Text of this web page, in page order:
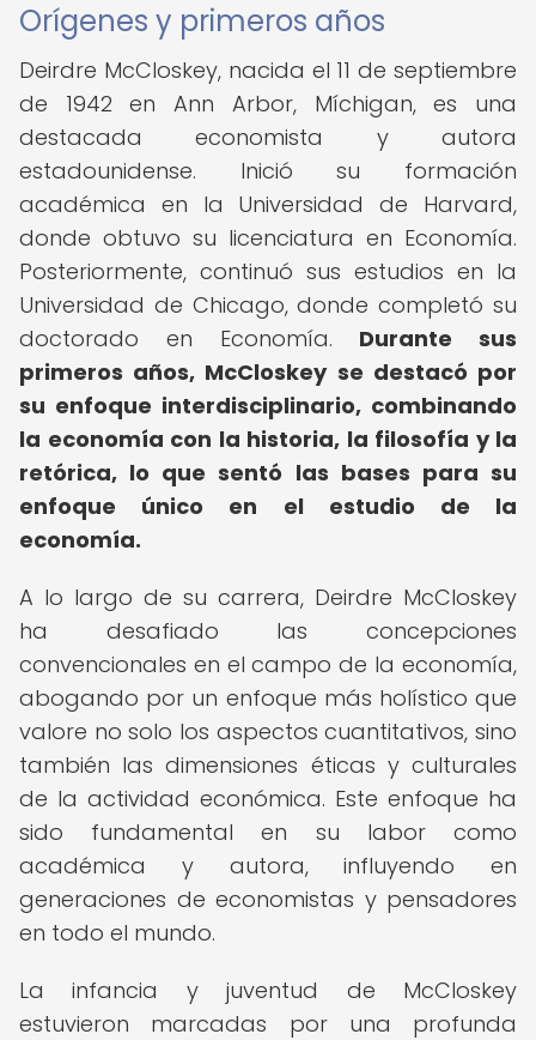
Orígenes y primeros años
Deirdre McCloskey, nacida el 11 de septiembre
de 1942 en Ann Arbor, Míchigan, es una
destacada economista y autora
estadounidense. Inició su formación
académica en la Universidad de Harvard,
donde obtuvo su licenciatura en Economía.
Posteriormente, continuó sus estudios en la
Universidad de Chicago, donde completó su
doctorado en Economía. Durante sus
primeros años, McCloskey se destacó por
su enfoque interdisciplinario, combinando
la economía con la historia, la filosofía y la
retórica, lo que sentó las bases para su
enfoque único en el estudio de la
economía.
A lo largo de su carrera, Deirdre McCloskey
ha desafiado las concepciones
convencionales en el campo de la economía,
abogando por un enfoque más holístico que
valore no solo los aspectos cuantitativos, sino
también las dimensiones éticas y culturales
de la actividad económica. Este enfoque ha
sido fundamental en su labor como
académica y autora, influyendo en
generaciones de economistas y pensadores
en todo el mundo.
La infancia y juventud de McCloskey
estuvieron marcadas por una profunda